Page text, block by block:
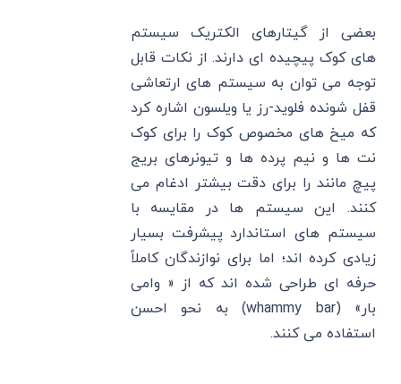
بعضی از گیتارهای الکتریک سیستم
های کوک پیچیده ای دارند. از نکات قابل
توجه می توان به سیستم های ارتعاشی
قفل شونده فلوید-رز یا ویلسون اشاره کرد
که میخ های مخصوص کوک را برای کوک
نت ها و نیم پرده ها و تیونرهای بریج
پیچ مانند را برای دقت بیشتر ادغام می
کنند. این سیستم ها در مقایسه با
سیستم های استاندارد پیشرفت بسیار
زیادی کرده اند؛ اما برای نوازندگان کاملاً
حرفه ای طراحی شده اند که از « وامی
بار» (whammy bar) به نحو احسن
استفاده می کنند.